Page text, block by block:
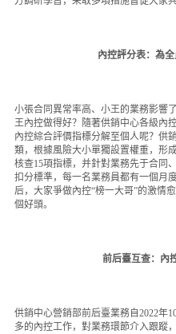
人才招聘
可持續發展
內控評分表：為
小張合同異常率高、小王的業務影
王內控做得好？隨著供銷中心各級內
內控綜合評價指標分解至個人呢？供
類，根據風險大小單獨設置權重，形
核查15項指標，并針對業務先于合同
扣分標準，每一名業務員都有一個月
后，大家爭做內控“榜一大哥”的激情
個好頭。
前后臺互查：內
供銷中心營銷部前后臺業務自2022年
多的內控工作，對業務環節介入跟蹤